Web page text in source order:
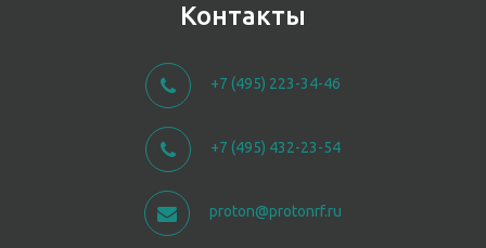
Контакты
+7 (495) 223-34-46
+7 (495) 432-23-54
proton@protonrf.ru